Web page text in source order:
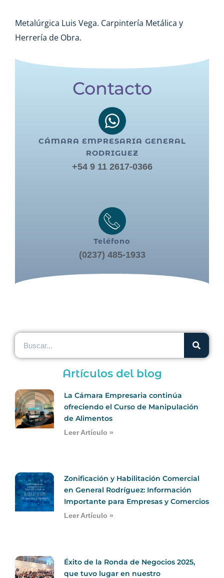
Metalúrgica Luis Vega. Carpintería Metálica y
Herrería de Obra.
Contacto
CÁMARA EMPRESARIA GENERAL
RODRIGUEZ
+54 9 11 2617-0366
Teléfono
(0237) 485-1933
Artículos del blog
La Cámara Empresaria continúa
ofreciendo el Curso de Manipulación
de Alimentos
Leer Artículo »
Zonificación y Habilitación Comercial
en General Rodríguez: Información
Importante para Empresas y Comercios
Leer Artículo »
Éxito de la Ronda de Negocios 2025,
que tuvo lugar en nuestro